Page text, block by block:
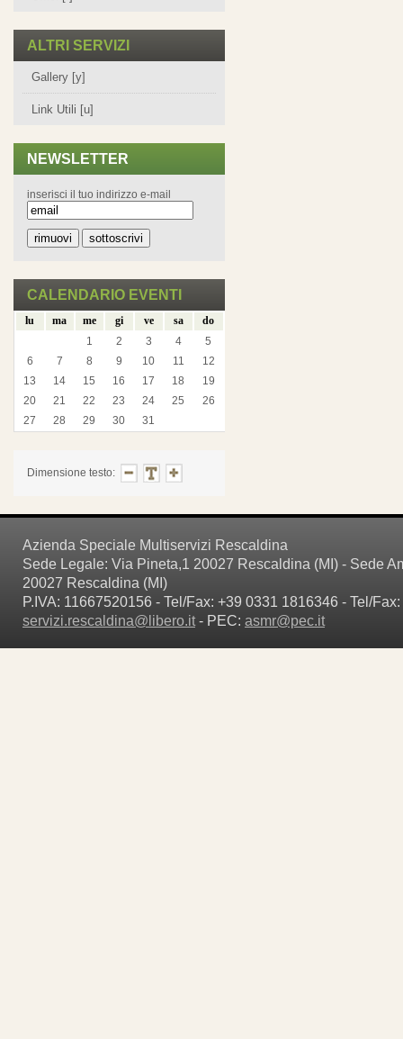
ALTRI SERVIZI
Gallery [y]
Link Utili [u]
NEWSLETTER
inserisci il tuo indirizzo e-mail
CALENDARIO EVENTI
lu ma me gi ve sa
do
1
2 3 4
5
6
7 8 9 10 11
12
13
14 15 16 17 18
19
20
21 22 23 24 25
26
27
28 29 30 31
Dimensione testo:
Azienda Speciale Multiservizi Rescaldina
Sede Legale: Via Pineta,1 20027 Rescaldina (MI) - Sede
20027 Rescaldina (MI)
P.IVA: 11667520156 - Tel/Fax: +39 0331 1816346 - Tel/
servizi.rescaldina@libero.it- PEC: asmr@pec.it